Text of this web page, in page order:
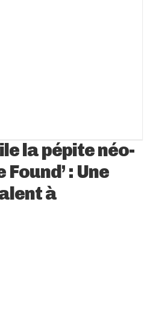
la pépite néo-
Found’ : Une
à